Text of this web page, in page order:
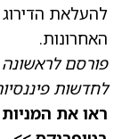
להעלאת
האחרונות.
פורסם
לחדשות
ראו את